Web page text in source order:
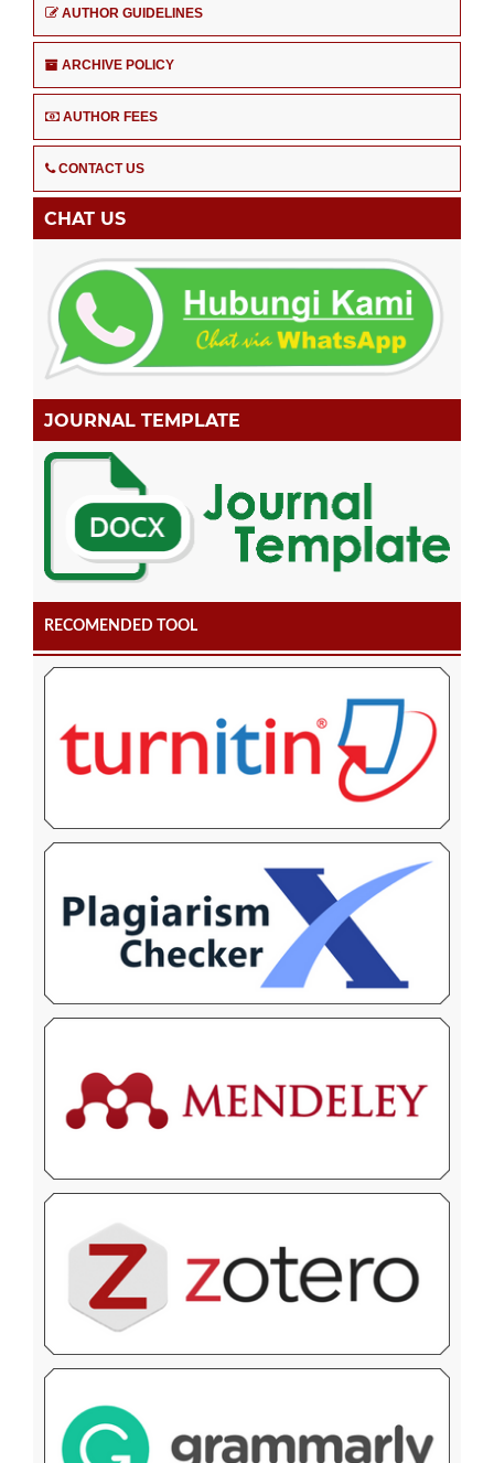
AUTHOR GUIDELINES
ARCHIVE POLICY
AUTHOR FEES
CONTACT US
CHAT US
JOURNAL TEMPLATE
RECOMENDED TOOL